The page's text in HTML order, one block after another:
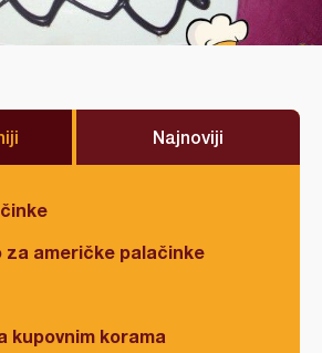
Najnoviji
za američke palačinke
kupovnim korama